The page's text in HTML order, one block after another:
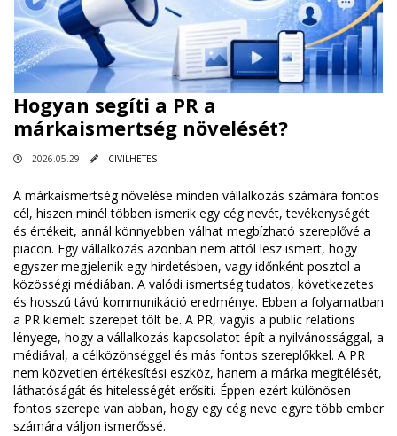
Hogyan segíti a PR a
márkaismertség növelését?
2026.05.29 CIVILHETES
A márkaismertség növelése minden vállalkozás számára fontos
cél, hiszen minél többen ismerik egy cég nevét, tevékenységét
és értékeit, annál könnyebben válhat megbízható szereplővé a
piacon. Egy vállalkozás azonban nem attól lesz ismert, hogy
egyszer megjelenik egy hirdetésben, vagy időnként posztol a
közösségi médiában. A valódi ismertség tudatos, következetes
és hosszú távú kommunikáció eredménye. Ebben a folyamatban
a PR kiemelt szerepet tölt be. A PR, vagyis a public relations
lényege, hogy a vállalkozás kapcsolatot épít a nyilvánossággal, a
médiával, a célközönséggel és más fontos szereplőkkel. A PR
nem közvetlen értékesítési eszköz, hanem a márka megítélését,
láthatóságát és hitelességét erősíti. Éppen ezért különösen
fontos szerepe van abban, hogy egy cég neve egyre több ember
számára váljon ismerőssé.